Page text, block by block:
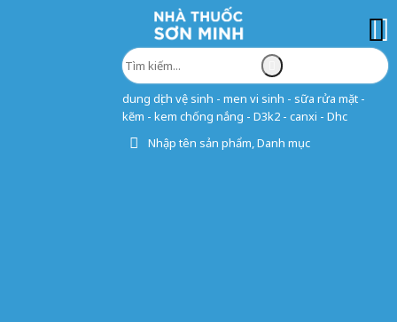
dung dịch vệ sinh - men vi sinh - sữa rửa mặt -
kẽm - kem chống nắng - D3k2 - canxi - Dhc
Nhập tên sản phẩm, Danh mục